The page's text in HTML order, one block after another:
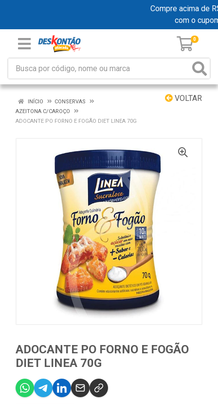
Compre acima de
com o
0
VOLTAR
INÍCIO
CONSERVAS
AZEITONA C/CAROÇO
ADOCANTE PO FORNO E FOGÃO DIET LINEA 70G
ADOCANTE PO FORNO E FOGÃO
DIET LINEA 70G